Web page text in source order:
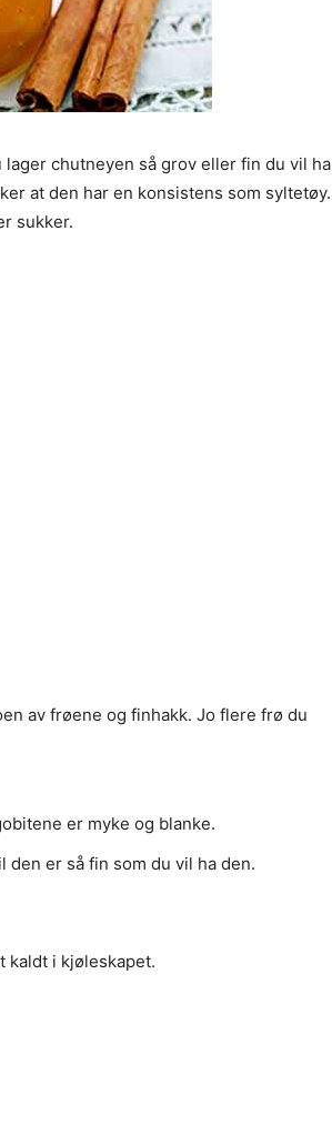
chutneyen så grov eller fin du vil ha
at den har en konsistens som syltetøy.
sukker.
av frøene og finhakk. Jo flere frø du
er myke og blanke.
er så fin som du vil ha den.
kaldt i kjøleskapet.